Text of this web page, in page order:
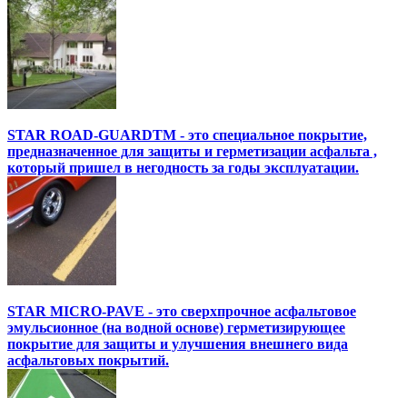
STAR ROAD-GUARDTM - это специальное покрытие,
предназначенное для защиты и герметизации асфальта ,
который пришел в негодность за годы эксплуатации.
STAR MICRO-PAVE - это сверхпрочное асфальтовое
эмульсионное (на водной основе) герметизирующее
покрытие для защиты и улучшения внешнего вида
асфальтовых покрытий.